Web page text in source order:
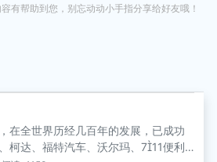
容有帮助到您，别忘动动小手指分享给好友哦！
在全世界历经几百年的发展，已成功
柯达、福特汽车、沃尔玛、711便利